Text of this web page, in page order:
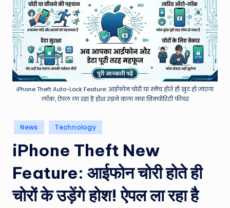
e
a
t
h
er
e
c
h
&
M
iPhone Theft Auto-Lock Feature: आईफोन चोरी या स्नैच होते ही खुद हो जाएगा
लॉक, ऐपल ला रहा है होश उड़ाने वाला नया सिक्योरिटी फीचर
Posted
in
News Technology
iPhone Theft New
Feature: आईफोन चोरी होते ही
चोरों के उड़ेंगे होश! ऐपल ला रहा है